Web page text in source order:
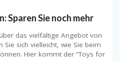
Sparen Sie noch mehr
das vielfältige Angebot von
Sie sich vielleicht, wie Sie beim
Hier kommt der “Toys for